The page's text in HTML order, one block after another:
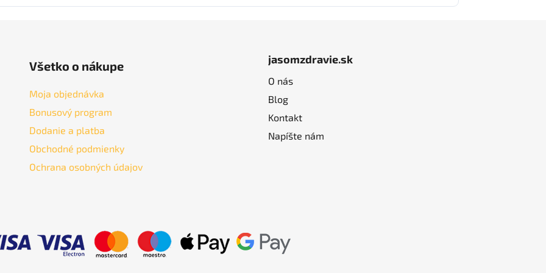
Všetko o nákupe
Moja objednávka
Bonusový program
Dodanie a platba
Obchodné podmienky
Ochrana osobných údajov
jasomzdravie.sk
O nás
Blog
Kontakt
Napíšte nám